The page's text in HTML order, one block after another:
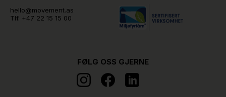
hello@movement.as
Tlf. +47 22 15 15 00
FØLG OSS GJERNE